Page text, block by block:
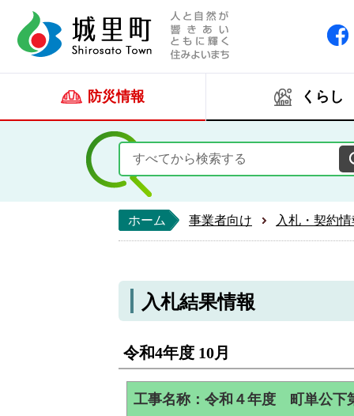
防災情報 くらし
ホーム 事業者向け 入札・契約
入札結果情報
令和4年度 10月
工事名称：令和４年度 町単公下